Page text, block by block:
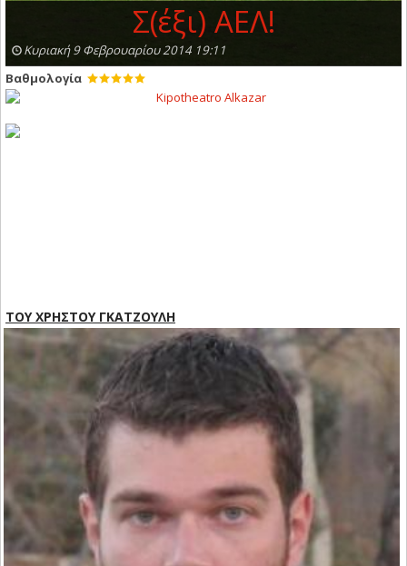
Σ(έξι) ΑΕΛ!
Κυριακή 9 Φεβρουαρίου 2014 19:11
Βαθμολογία
ΤΟΥ ΧΡΗΣΤΟΥ ΓΚΑΤΖΟΥΛΗ